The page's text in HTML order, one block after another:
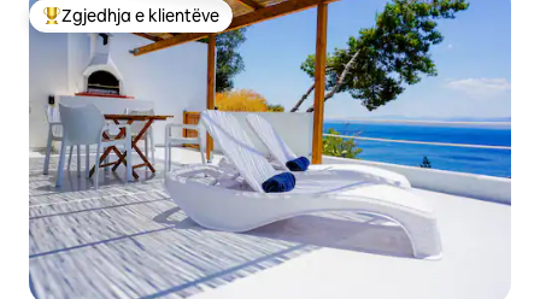
Më të mirat e zgjedhjeve të klientëve
Zgjedhja e klientëve